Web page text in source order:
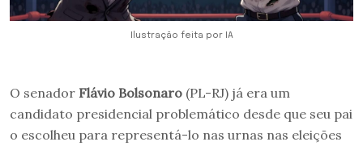
Ilustração feita por IA
O senador Flávio Bolsonaro (PL-RJ) já era um
candidato presidencial problemático desde que seu pai
o escolheu para representá-lo nas urnas nas eleições